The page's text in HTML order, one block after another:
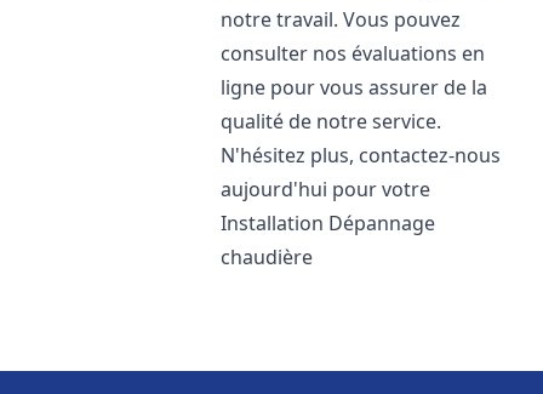
notre travail. Vous pouvez
consulter nos évaluations en
ligne pour vous assurer de la
qualité de notre service.
N'hésitez plus, contactez-nous
aujourd'hui pour votre
Installation Dépannage
chaudière